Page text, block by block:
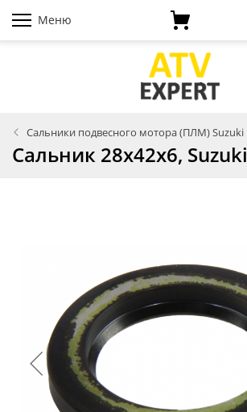
Меню
Сальники подвесного мотора (ПЛМ) Suzuki
Сальник 28х42х6, Suzuki